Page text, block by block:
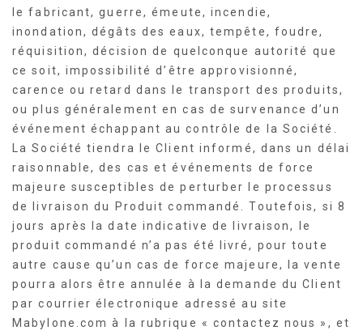
le fabricant, guerre, émeute, incendie,
inondation, dégâts des eaux, tempête, foudre,
réquisition, décision de quelconque autorité que
ce soit, impossibilité d’être approvisionné,
carence ou retard dans le transport des produits,
ou plus généralement en cas de survenance d’un
événement échappant au contrôle de la Société.
La Société tiendra le Client informé, dans un délai
raisonnable, des cas et événements de force
majeure susceptibles de perturber le processus
de livraison du Produit commandé. Toutefois, si 8
jours après la date indicative de livraison, le
produit commandé n’a pas été livré, pour toute
autre cause qu’un cas de force majeure, la vente
pourra alors être annulée à la demande du Client
par courrier électronique adressé au site
Mabylone.com à la rubrique « contactez nous », et